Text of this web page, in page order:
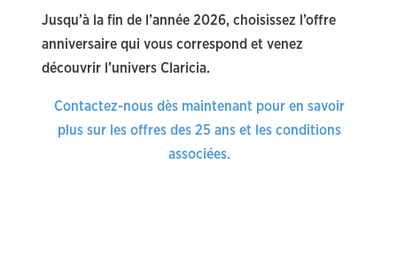
Jusqu’à la fin de l’année 2026, choisissez l’offre
anniversaire qui vous correspond et venez
découvrir l’univers Claricia.
Contactez-nous dès maintenant pour en savoir
plus sur les offres des 25 ans et les conditions
associées.